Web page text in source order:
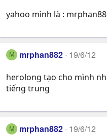
yahoo mình là :
M mrphan882 19/6/12
herolong tạo cho mình
tiếng trung
M mrphan882 19/6/12